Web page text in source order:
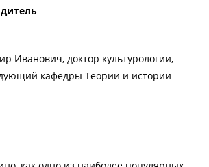
Иванович, доктор культурологии,
кафедры Теории и истории